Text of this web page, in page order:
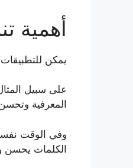
أهمية
يمكن
على سبيل
المعرفية
الكلمات يحسن